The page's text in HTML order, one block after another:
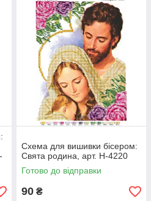
Схема для вишивки бісером:
Свята родина, арт. Н-4220
Готово до відправки
90 ₴